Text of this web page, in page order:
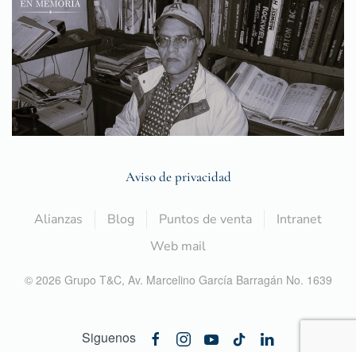
Aviso de privacidad
Alianzas Blog Puntos de venta
Intranet
Web mail
© 2026 Grupo T&C, Av. Marcelino García Barragán No. 1639
Siguenos